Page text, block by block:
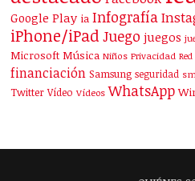
Google Play ia Infografía
iPhone/iPad Juego juegos
Microsoft Música Niños Privacidad
financiación Samsung seguridad
Twitter Vídeo Vídeos WhatsApp